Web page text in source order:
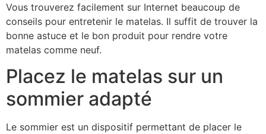
Vous trouverez facilement sur Internet beaucoup de
conseils pour entretenir le matelas. Il suffit de trouver la
bonne astuce et le bon produit pour rendre votre
matelas comme neuf.
Placez le matelas sur un
sommier adapté
Le sommier est un dispositif permettant de placer le